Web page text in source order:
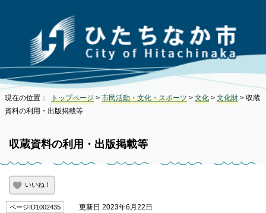
現在の位置： トップページ > 市民活動・文化・スポーツ > 文化 > 文化財 > 収蔵
資料の利用・出版掲載等
収蔵資料の利用・出版掲載等
いいね！
ページID1002435 更新日 2023年6月22日